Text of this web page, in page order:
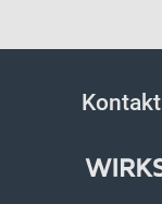
Kontakt